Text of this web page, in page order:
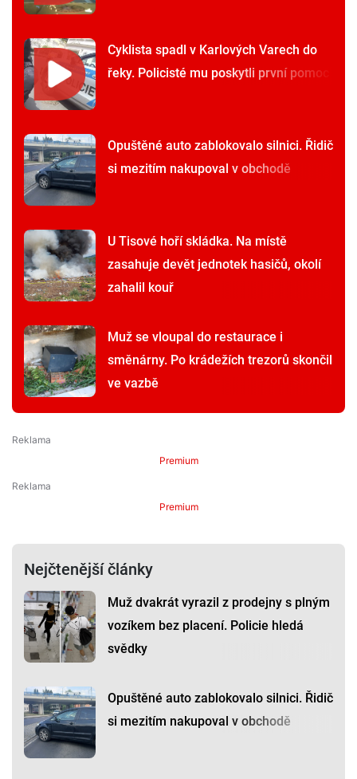
Cyklista spadl v Karlových Varech do
řeky. Policisté mu poskytli první pomoc
Opuštěné auto zablokovalo silnici. Řidič
si mezitím nakupoval v obchodě
U Tisové hoří skládka. Na místě
zasahuje devět jednotek hasičů, okolí
zahalil kouř
Muž se vloupal do restaurace i
směnárny. Po krádežích trezorů skončil
ve vazbě
Premium
Premium
Nejčtenější články
Muž dvakrát vyrazil z prodejny s plným
vozíkem bez placení. Policie hledá
svědky
Opuštěné auto zablokovalo silnici. Řidič
si mezitím nakupoval v obchodě